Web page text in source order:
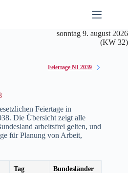
sonntag 9. august 2026
(KW 32)
Feiertage NI 2039
Feiertage in
. Die Übersicht zeigt alle
arbeitsfrei gelten, und
für Planung von Arbeit,
Tag Bundesländer